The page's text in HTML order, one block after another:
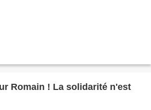
Romain ! La solidarité n'est